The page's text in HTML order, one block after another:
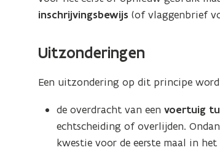
inschrijvingsbewijs(of vlaggenbrief
Uitzonderingen
Een uitzondering op dit principe
de overdracht van eenvoertuig
echtscheiding of overlijden.
kwestie voor de eerste maal in